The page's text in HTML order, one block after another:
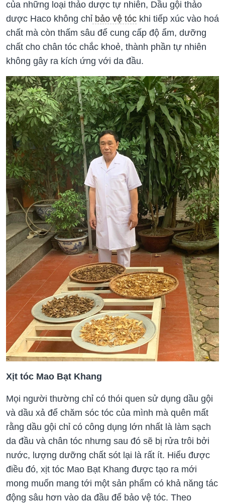
của những loại thảo dược tự nhiên, Dầu gội thảo
dược Haco không chỉ bảo vệ tóc khi tiếp xúc vào hoá
chất mà còn thấm sâu để cung cấp độ ẩm, dưỡng
chất cho chân tóc chắc khoẻ, thành phần tự nhiên
không gây ra kích ứng với da đầu.
Xịt tóc Mao Bạt Khang
Mọi người thường chỉ có thói quen sử dụng dầu gội
và dầu xả để chăm sóc tóc của mình mà quên mất
rằng dầu gội chỉ có công dụng lớn nhất là làm sạch
da đầu và chân tóc nhưng sau đó sẽ bị rửa trôi bởi
nước, lượng dưỡng chất sót lại là rất ít. Hiểu được
điều đó, xịt tóc Mao Bạt Khang được tạo ra mới
mong muốn mang tới một sản phẩm có khả năng tác
động sâu hơn vào da đầu để bảo vệ tóc. Theo